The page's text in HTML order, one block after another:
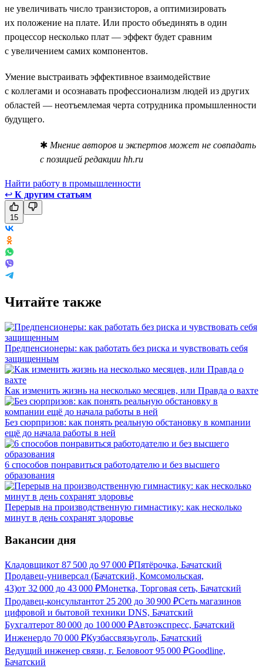
не увеличивать число транзисторов, а оптимизировать
их положение на плате. Или просто объединять в один
процессор несколько плат — эффект будет сравним
с увеличением самих компонентов.
Умение выстраивать эффективное взаимодействие
с коллегами и осознавать профессионализм людей из других
областей — неотъемлемая черта сотрудника промышленности
будущего.
✱ Мнение авторов и экспертов может не совпадать
с позицией редакции hh.ru
Найти работу в промышленности
↩ К другим статьям
15
Читайте также
Предпенсионеры: как работать без риска и чувствовать себя
защищенным
Как изменить жизнь на несколько месяцев, или Правда о вахте
Без сюрпризов: как понять реальную обстановку в компании
ещё до начала работы в ней
6 способов понравиться работодателю и без высшего
образования
Перерыв на производственную гимнастику: как несколько
минут в день сохранят здоровье
Вакансии дня
Кладовщикот 87 500 до 97 000 ₽Пятёрочка, Бачатский
Продавец-универсал (Бачатский, Комсомольская,
43)от 32 000 до 43 000 ₽Монетка, Торговая сеть, Бачатский
Продавец-консультантот 25 200 до 30 900 ₽Сеть магазинов
цифровой и бытовой техники DNS, Бачатский
Бухгалтерот 80 000 до 100 000 ₽Автоэкспресс, Бачатский
Инженердо 70 000 ₽Кузбассвязьуголь, Бачатский
Ведущий инженер связи, г. Беловоот 95 000 ₽Goodline,
Бачатский